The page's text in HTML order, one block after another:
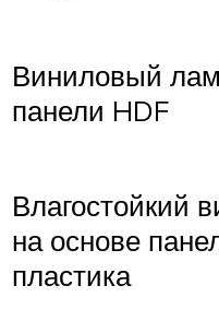
Виниловый
панели HDF
Влагостойкий
на основе
пластика